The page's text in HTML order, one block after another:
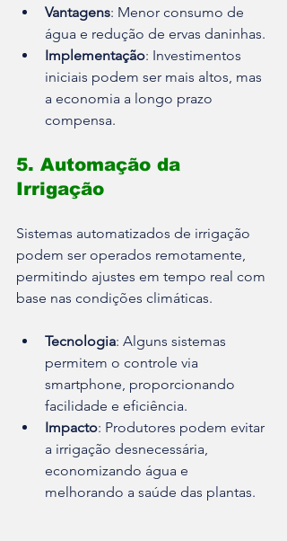
Vantagens: Menor consumo de
água e redução de ervas daninhas.
Implementação: Investimentos
iniciais podem ser mais altos, mas
a economia a longo prazo
compensa.
5. Automação da
Irrigação
Sistemas automatizados de irrigação
podem ser operados remotamente,
permitindo ajustes em tempo real com
base nas condições climáticas.
Tecnologia: Alguns sistemas
permitem o controle via
smartphone, proporcionando
facilidade e eficiência.
Impacto: Produtores podem evitar
a irrigação desnecessária,
economizando água e
melhorando a saúde das plantas.